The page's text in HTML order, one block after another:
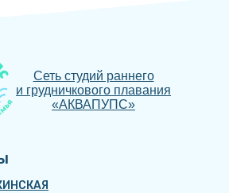
Сеть студий раннего
и грудничкового плавания
«АКВАПУПС»